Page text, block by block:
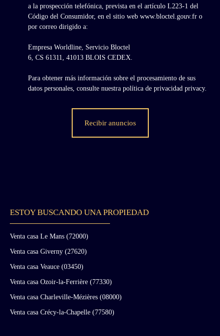
length of 90 meters (including 45m of main
building). On the ground floor: sumptuous
staircase hall; vaulted gallery; chapel, living
semi-detached apartment. First floor ; large
hall, gallery, billiards, 6 rooms decorated with
Restored accommodation in the lower wing as
an extension of the abbey dwelling. Abbot’s
Clock campanile with the clock still running.
right of use given for life to a person outside
fountains and streams at the confluence of three
of leas, 31,5ha of agricultural land, 10ha of
woods, around 7 hectares of ponds (8 ponds)
: - 200km Paris - 150km Lille, airport - 40km
Charleville Mézière, TGV station; 50 minutes;
Paris at 2:13. - 20km Belgium, 15 minutes. -
15km Rozoi sur Serre, shops, services,
supermarket; - 23km Hirson. - 67km Laon.
a la prospección telefónica, prevista en el artículo L223-1 del
Código del Consumidor, en el sitio web www.bloctel.gouv.fr o
por correo dirigido a:
Empresa Worldline, Servicio Bloctel
6, CS 61311, 41013 BLOIS CEDEX.
Para obtener más información sobre el procesamiento de sus
datos personales, consulte nuestra política de privacidad privacy.
Recibir anuncios
ESTOY BUSCANDO UNA PROPIEDAD
Venta casa Le Mans (72000)
Venta casa Giverny (27620)
Venta casa Veauce (03450)
Venta casa Ozoir-la-Ferrière (77330)
Venta casa Charleville-Mézières (08000)
Venta casa Crécy-la-Chapelle (77580)